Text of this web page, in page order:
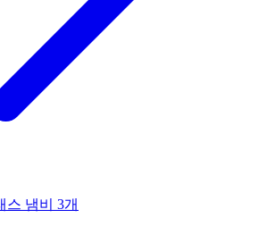
스 냄비 3개